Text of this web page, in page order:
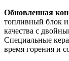
Обновленная
топливный блок
качества с
Специальные
время горения и